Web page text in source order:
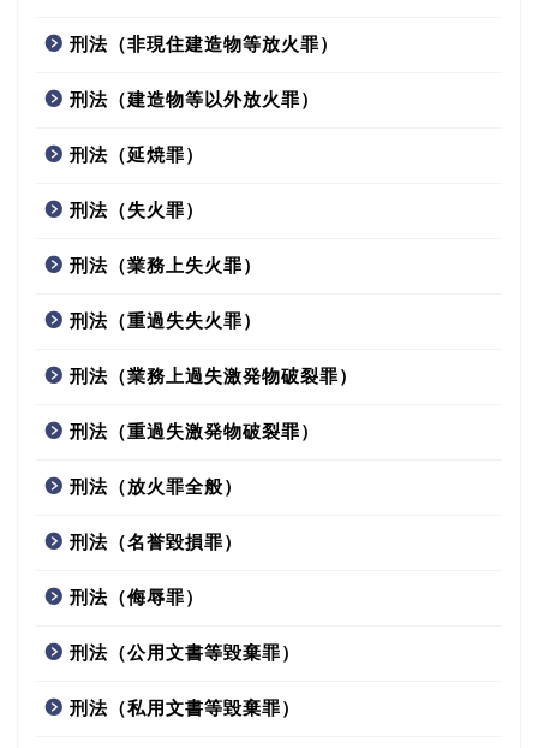
刑法（非現住建造物等放火罪）
刑法（建造物等以外放火罪）
刑法（延焼罪）
刑法（失火罪）
刑法（業務上失火罪）
刑法（重過失失火罪）
刑法（業務上過失激発物破裂罪）
刑法（重過失激発物破裂罪）
刑法（放火罪全般）
刑法（名誉毀損罪）
刑法（侮辱罪）
刑法（公用文書等毀棄罪）
刑法（私用文書等毀棄罪）